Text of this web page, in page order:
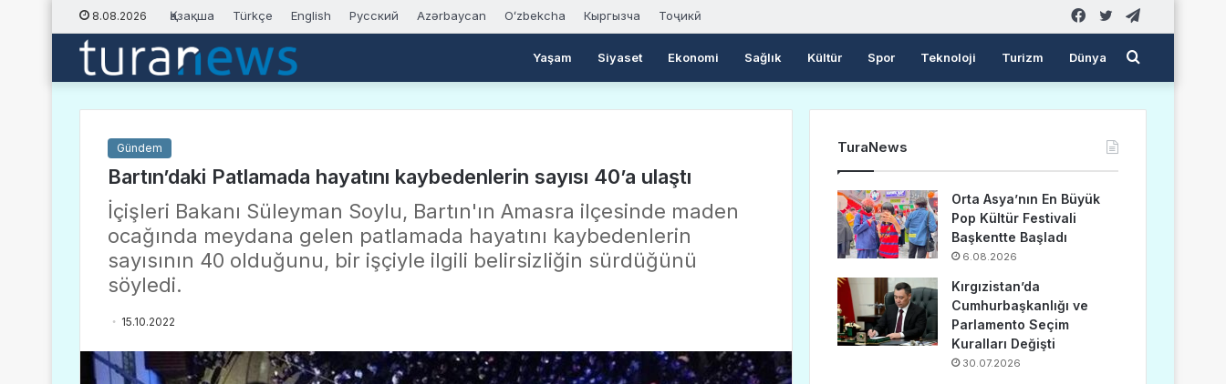
8.08.2026 Қазақша Türkçe English Русский Azərbaycan Oʻzbekcha Кыргызча Тоҷикӣ Twitter
Facebook
Yaşam Siyaset Ekonomi Sağlık Kültür Spor Teknoloji Turizm Dünya Arama
yap
Gündem
Bartın’daki Patlamada hayatını kaybedenlerin sayısı 40’a ulaştı
İçişleri Bakanı Süleyman Soylu, Bartın'ın Amasra ilçesinde maden
ocağında meydana gelen patlamada hayatını kaybedenlerin
sayısının 40 olduğunu, bir işçiyle ilgili belirsizliğin sürdüğünü
söyledi.
15.10.2022
TuraNews
Orta Asya’nın En Büyük
Pop Kültür Festivali
Başkentte Başladı
6.08.2026
Kırgızistan’da
Cumhurbaşkanlığı ve
Parlamento Seçim
Kuralları Değişti
30.07.2026